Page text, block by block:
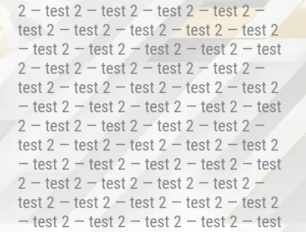
2 — test 2 — test 2 — test 2 — test 2 —
test 2 — test 2 — test 2 — test 2 — test 2
— test 2 — test 2 — test 2 — test 2 — test
2 — test 2 — test 2 — test 2 — test 2 —
test 2 — test 2 — test 2 — test 2 — test 2
— test 2 — test 2 — test 2 — test 2 — test
2 — test 2 — test 2 — test 2 — test 2 —
test 2 — test 2 — test 2 — test 2 — test 2
— test 2 — test 2 — test 2 — test 2 — test
2 — test 2 — test 2 — test 2 — test 2 —
test 2 — test 2 — test 2 — test 2 — test 2
— test 2 — test 2 — test 2 — test 2 — test